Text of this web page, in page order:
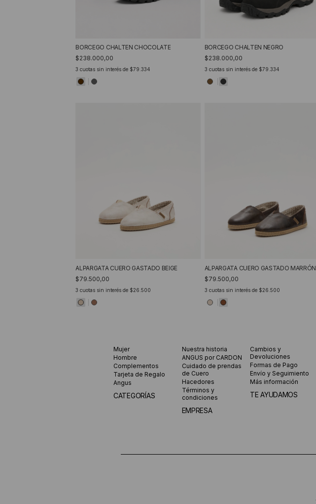
BORCEGO CHALTEN CHOCOLATE
$238.000,00
3 cuotas sin interés de $79.334
BORCEGO CHALTEN NEGRO
$238.000,00
3 cuotas sin interés de $79.334
ALPARGATA CUERO GASTADO BEIGE
$79.500,00
3 cuotas sin interés de $26.500
ALPARGATA CUERO GASTADO MARRÓN
$79.500,00
3 cuotas sin interés de $26.500
Mujer
Hombre
Complementos
Tarjeta de Regalo
Angus
CATEGORÍAS
Nuestra historia
ANGUS por CARDON
Cuidado de prendas
de Cuero
Hacedores
Términos y
condiciones
EMPRESA
Cambios y
Devoluciones
Formas de Pago
Envío y Seguimiento
Más información
TE AYUDAMOS